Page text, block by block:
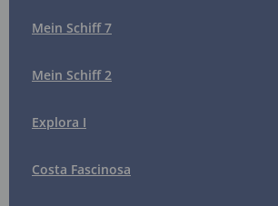
Mein Schiff 7
Mein Schiff 2
Explora I
Costa Fascinosa